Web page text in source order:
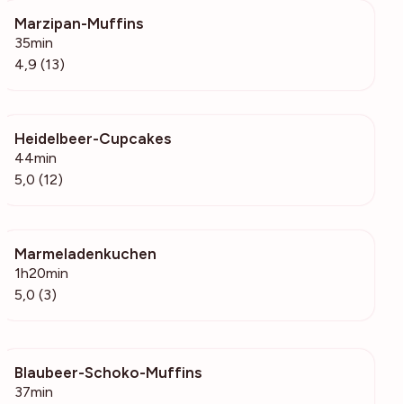
Marzipan-Muffins
35min
4,9 (13)
Heidelbeer-Cupcakes
44min
5,0 (12)
Marmeladenkuchen
1h20min
5,0 (3)
Blaubeer-Schoko-Muffins
37min